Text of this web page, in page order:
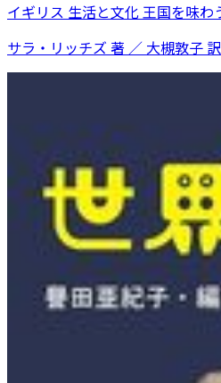
イギリス 生活と文化 王国を味
サラ・リッチズ 著 ／ 大槻敦子 訳